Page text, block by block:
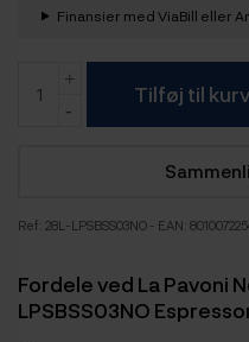
Finansier med ViaBill eller
Tilføj til
Ref: 28L-LPSBSS03NO - EAN:
Fordele ved La Pavoni
LPSBSS03NO